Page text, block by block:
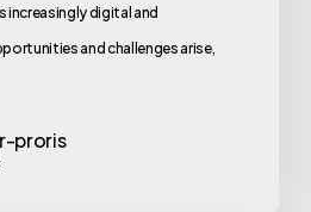
increasingly digital and
and challenges arise,
proris